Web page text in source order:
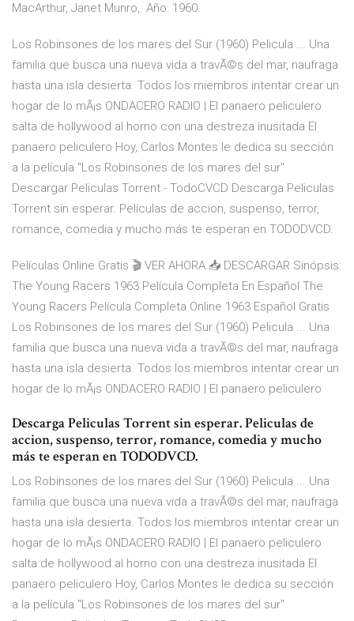
MacArthur, Janet Munro,. Año: 1960.
Los Robinsones de los mares del Sur (1960) Pelicula ... Una
familia que busca una nueva vida a travÃ©s del mar, naufraga
hasta una isla desierta. Todos los miembros intentar crear un
hogar de lo mÃ¡s ONDACERO RADIO | El panaero peliculero
salta de hollywood al horno con una destreza inusitada El
panaero peliculero Hoy, Carlos Montes le dedica su sección
a la película "Los Robinsones de los mares del sur"
Descargar Peliculas Torrent - TodoCVCD Descarga Peliculas
Torrent sin esperar. Peliculas de accion, suspenso, terror,
romance, comedia y mucho más te esperan en TODODVCD.
Películas Online Gratis 🎬 VER AHORA 📥 DESCARGAR Sinópsis:
The Young Racers 1963 Película Completa En Español The
Young Racers Película Completa Online 1963 Español Gratis
Los Robinsones de los mares del Sur (1960) Pelicula ... Una
familia que busca una nueva vida a travÃ©s del mar, naufraga
hasta una isla desierta. Todos los miembros intentar crear un
hogar de lo mÃ¡s ONDACERO RADIO | El panaero peliculero
Descarga Peliculas Torrent sin esperar. Peliculas de
accion, suspenso, terror, romance, comedia y mucho
más te esperan en TODODVCD.
Los Robinsones de los mares del Sur (1960) Pelicula ... Una
familia que busca una nueva vida a travÃ©s del mar, naufraga
hasta una isla desierta. Todos los miembros intentar crear un
hogar de lo mÃ¡s ONDACERO RADIO | El panaero peliculero
salta de hollywood al horno con una destreza inusitada El
panaero peliculero Hoy, Carlos Montes le dedica su sección
a la película "Los Robinsones de los mares del sur"